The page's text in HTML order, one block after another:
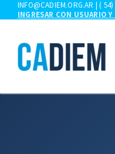
al
INFO@CADIEM.ORG.AR | (
INGRESAR CON USUARIO Y